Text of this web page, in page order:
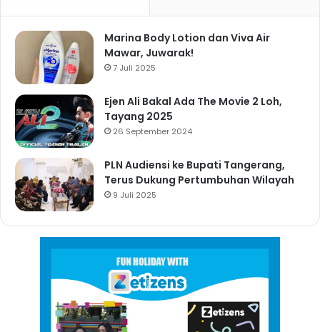
Marina Body Lotion dan Viva Air
Mawar, Juwarak!
7 Juli 2025
Ejen Ali Bakal Ada The Movie 2 Loh,
Tayang 2025
26 September 2024
PLN Audiensi ke Bupati Tangerang,
Terus Dukung Pertumbuhan Wilayah
9 Juli 2025